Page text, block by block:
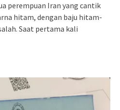
perempuan Iran yang cantik
hitam, dengan baju hitam-
Saat pertama kali